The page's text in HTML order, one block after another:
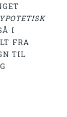
I
FRA
TIL